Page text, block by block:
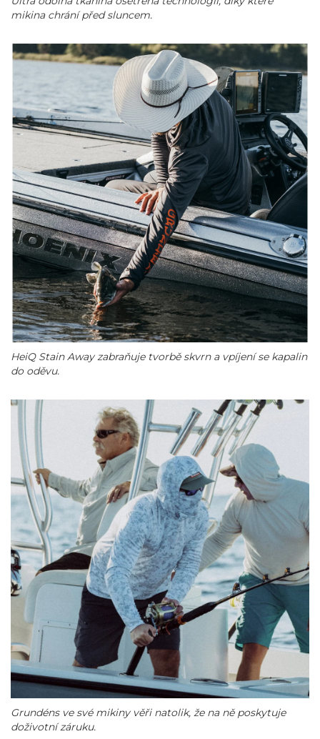
mikina chrání před sluncem.
HeiQ Stain Away zabraňuje tvorbě skvrn a vpíjení se kapalin
do oděvu.
Grundéns ve své mikiny věři natolik, že na ně poskytuje
doživotní záruku.